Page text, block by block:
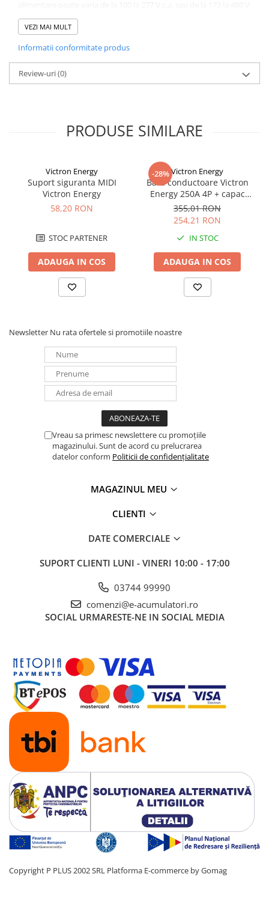
c.a. Curentul nominal trece printr-un transfomator de 1A sau 5A
pentru a fi masurat in acest contor si va suporta configuratii
Protocolul de comunicare este Modbus cu suport pentru
terminale cu surub. Exista o intrare digitala programabila si o
iesire digitala programabila.
Certificarile includ EAC, CE, UL si MID.
profita de instalatia digitala de alimentare IoT.
VEZI MAI MULT
Informatii conformitate produs
Review-uri(0)
PRODUSE SIMILARE
Victron Energy
Suport siguranta MIDI
Victron Energy
58,20 RON
STOC PARTENER
ADAUGA IN COS
-28%Victron Energy
Bara conductoare Victron
Energy 250A 4P + capac
BUSBAR VBB125040010
355,01 RON
254,21 RON
IN STOC
ADAUGA IN COS
Newsletter Nu rata ofertele si promotiile noastre
Vreau sa primesc newslettere cu promoțiile
magazinului. Sunt de acord cu prelucrarea
datelor conform Politicii de confidențialitate
MAGAZINUL MEU
CLIENTI
DATE COMERCIALE
SUPORT CLIENTI LUNI - VINERI 10:00 - 17:00
03744 99990
comenzi@e-acumulatori.ro
SOCIAL URMARESTE-NE IN SOCIAL MEDIA
Copyright P PLUS 2002 SRL Platforma E-commerce by Gomag